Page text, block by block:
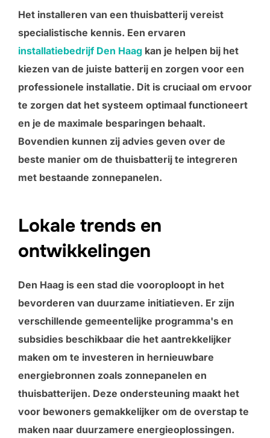
Het installeren van een thuisbatterij vereist
specialistische kennis. Een ervaren
installatiebedrijf Den Haag kan je helpen bij het
kiezen van de juiste batterij en zorgen voor een
professionele installatie. Dit is cruciaal om ervoor
te zorgen dat het systeem optimaal functioneert
en je de maximale besparingen behaalt.
Bovendien kunnen zij advies geven over de
beste manier om de thuisbatterij te integreren
met bestaande zonnepanelen.
Lokale trends en
ontwikkelingen
Den Haag is een stad die vooroploopt in het
bevorderen van duurzame initiatieven. Er zijn
verschillende gemeentelijke programma's en
subsidies beschikbaar die het aantrekkelijker
maken om te investeren in hernieuwbare
energiebronnen zoals zonnepanelen en
thuisbatterijen. Deze ondersteuning maakt het
voor bewoners gemakkelijker om de overstap te
maken naar duurzamere energieoplossingen.